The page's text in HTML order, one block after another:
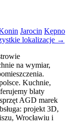
Jarocin Kępno
lokalizacje →
na wymiar,
Kuchnie,
blaty
AGD marek
projekt 3D,
Wrocławiu i